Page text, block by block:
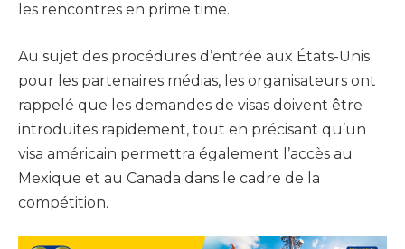
les rencontres en prime time.
Au sujet des procédures d’entrée aux États-Unis
pour les partenaires médias, les organisateurs ont
rappelé que les demandes de visas doivent être
introduites rapidement, tout en précisant qu’un
visa américain permettra également l’accès au
Mexique et au Canada dans le cadre de la
compétition.